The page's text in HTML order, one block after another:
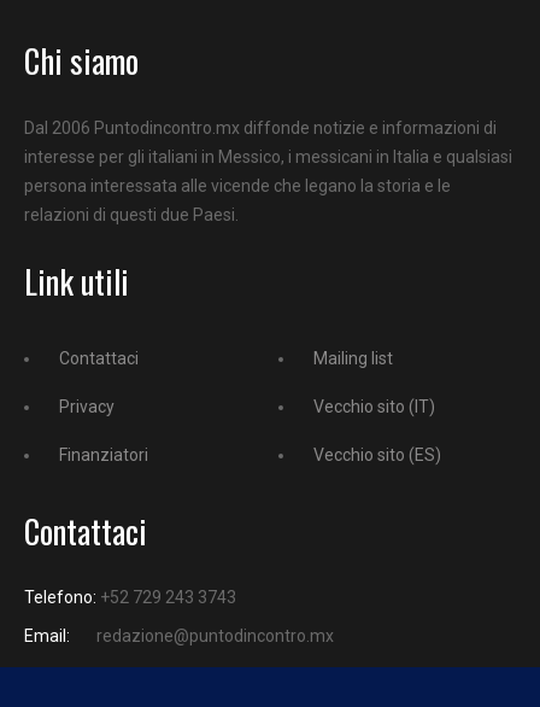
Chi siamo
Dal 2006 Puntodincontro.mx diffonde notizie e informazioni di
interesse per gli italiani in Messico, i messicani in Italia e qualsiasi
persona interessata alle vicende che legano la storia e le
relazioni di questi due Paesi.
Link utili
Contattaci
Privacy
Finanziatori
Mailing list
Vecchio sito (IT)
Vecchio sito (ES)
Contattaci
Telefono: +52 729 243 3743
Email:
redazione@puntodincontro.mx